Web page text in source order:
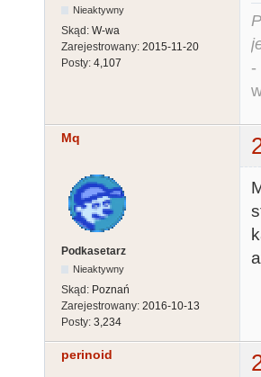
Nieaktywny
Skąd: W-wa
Zarejestrowany: 2015-11-20
Posty: 4,107
-
Mq
Podkasetarz
Nieaktywny
Skąd: Poznań
Zarejestrowany: 2016-10-13
Posty: 3,234
perinoid